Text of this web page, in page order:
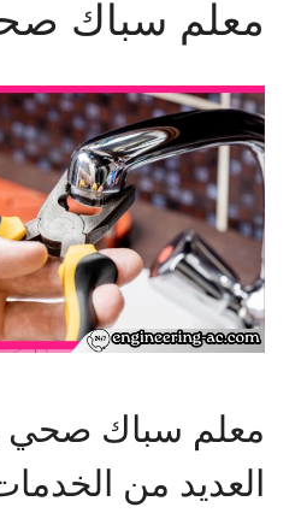
معلم سباك
معلم سباك صحي
العديد من